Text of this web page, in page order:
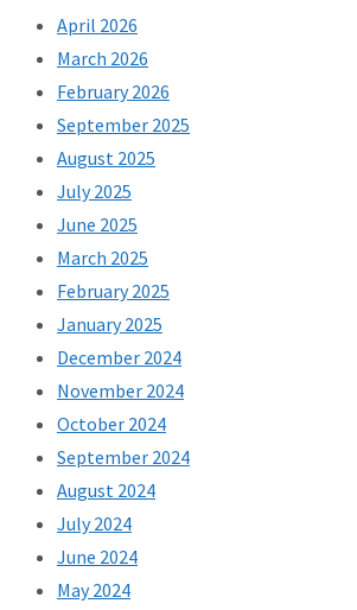
April 2026
March 2026
February 2026
September 2025
August 2025
July 2025
June 2025
March 2025
February 2025
January 2025
December 2024
November 2024
October 2024
September 2024
August 2024
July 2024
June 2024
May 2024